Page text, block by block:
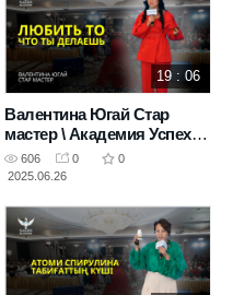
19 : 06
Валентина Югай Стар
мастер \ Академия Успеха
Атоми в Астане 10.05.2025
606 0
0
2025.06.26